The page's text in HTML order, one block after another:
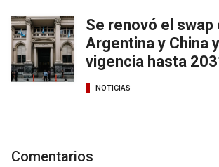
Se renovó el swap
Argentina y China
vigencia hasta
NOTICIAS
Comentarios